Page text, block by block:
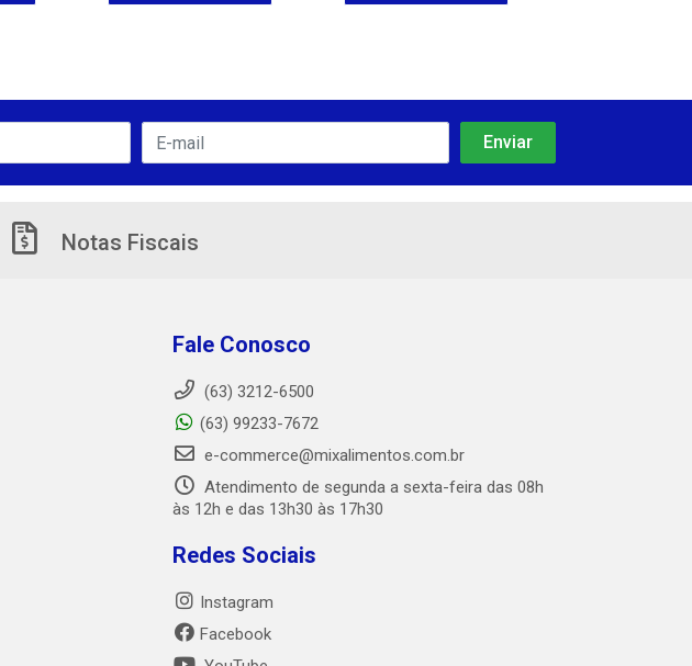
Notas Fiscais
Fale Conosco
(63) 3212-6500
(63) 99233-7672
e-commerce@mixalimentos.com.br
Atendimento de segunda a sexta-feira das 08h
às 12h e das 13h30 às 17h30
Redes Sociais
Instagram
Facebook